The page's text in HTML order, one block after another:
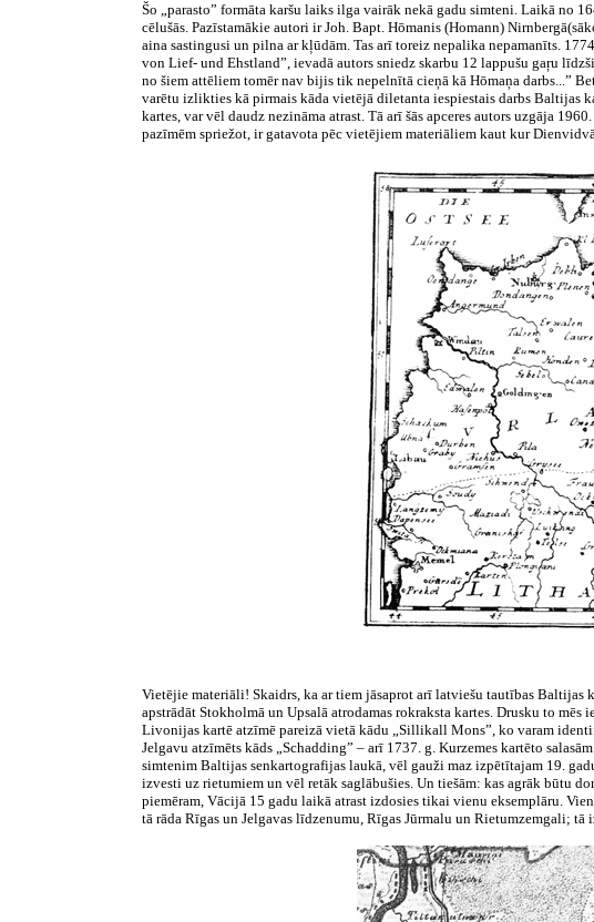
Šo „parasto” formāta karšu laiks ilga vairāk nekā gadu simteni. Laikā no
cēlušās. Pazīstamākie autori ir Joh. Bapt. Hōmanis (Homann)
aina sastingusi un pilna ar kļūdām. Tas arī toreiz nepalika nepamanīts.
von Lief- und Ehstland”, ievadā autors sniedz skarbu 12 lappušu gaŗu
no šiem attēliem tomēr nav bijis tik nepelnītā cieņā kā Hōmaņa darbs...”
varētu izlikties kā pirmais kāda vietējā diletanta iespiestais darbs Baltijas
kartes, var vēl daudz nezināma atrast. Tā arī šās apceres autors uzgāja
pazīmēm spriežot, ir gatavota pēc vietējiem materiāliem kaut kur
Vietējie materiāli! Skaidrs, ka ar tiem jāsaprot arī latviešu tautības
apstrādāt Stokholmā un Upsalā atrodamas rokraksta kartes. Drusku to
Livonijas kartē atzīmē pareizā vietā kādu „Sillikall Mons”, ko varam
Jelgavu atzīmēts kāds „Schadding” – arī 1737. g. Kurzemes kartēto
simtenim Baltijas senkartografijas laukā, vēl gauži maz izpētītajam 19.
izvesti uz rietumiem un vēl retāk saglābušies. Un tiešām: kas agrāk būtu
piemēram, Vācijā 15 gadu laikā atrast izdosies tikai vienu eksemplāru.
tā rāda Rīgas un Jelgavas līdzenumu, Rīgas Jūrmalu un Rietumzemgali;